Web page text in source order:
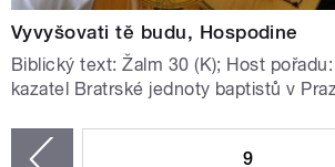
Vyvyšovati tě budu, Hospodine
Biblický text: Žalm 30 (K); Host
kazatel Bratrské jednoty baptistů v
9